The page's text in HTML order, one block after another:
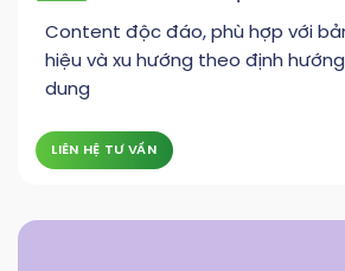
Content độc đáo, phù hợp với
hiệu và xu hướng theo định
dung
LIÊN HỆ TƯ VẤN